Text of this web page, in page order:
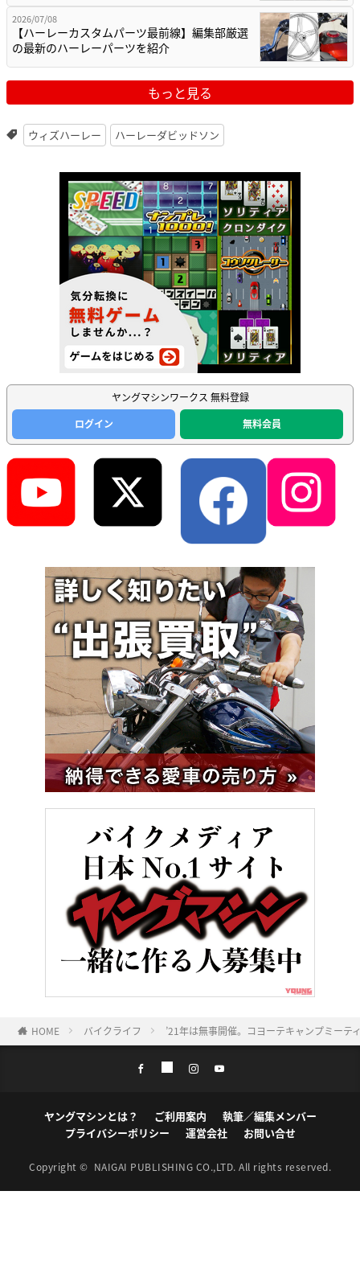
2026/07/08
【ハーレーカスタムパーツ最前線】編集部厳選
の最新のハーレーパーツを紹介
もっと見る
ウィズハーレー ハーレーダビッドソン
ヤングマシンワークス 無料登録
ログイン
無料会員
HOME バイクライフ ’21年は無事開催。コヨーテキャンプミー
ヤングマシンとは？ ご利用案内
執筆／編集メンバー
プライバシーポリシー
運営会社 お問い合せ
Copyright © NAIGAI PUBLISHING CO.,LTD. All rights reserved.